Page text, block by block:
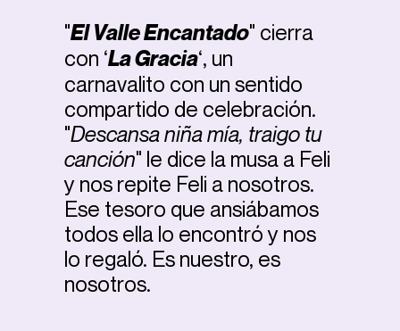
"El Valle Encantado" cierra
con ‘La Gracia‘, un
carnavalito con un sentido
compartido de celebración.
"Descansa niña mía, traigo tu
canción" le dice la musa a Feli
y nos repite Feli a nosotros.
Ese tesoro que ansiábamos
todos ella lo encontró y nos
lo regaló. Es nuestro, es
nosotros.